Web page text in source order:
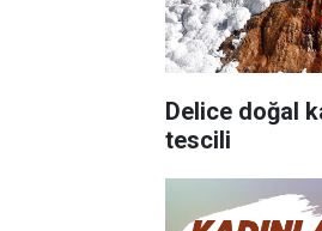
Delice doğal
tescili